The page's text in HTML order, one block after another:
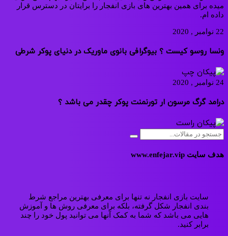
میده برای همین بهترین های بازی انفجار را برایتان در دسترس قرار
داده ام.
22 نوامبر , 2020
ونسا روسو کیست ؟ بیوگرافی بانوی ماوریک در دنیای پوکر شرطی
24 نوامبر , 2020
درامد گرگ مرسون ار تورنمنت پوکر چقدر می باشد ؟
هدف سایت www.enfejar.vip
سایت بازی انفجار نه تنها برای معرفی بهترین مراجع شرط
بندی انفجار شکل گرفته، بلکه برای معرفی روش ها و آموزش
هایی می باشد که شما به کمک آنها می توانید پول خود را چند
برابر کنید.